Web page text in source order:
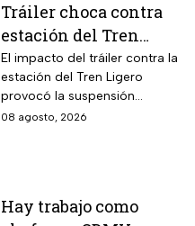
Tráiler choca contra
estación del Tren
Ligero en CDMX
El impacto del tráiler contra la
estación del Tren Ligero
provocó la suspensión
momentánea del servicio
08 agosto, 2026
Hay trabajo como